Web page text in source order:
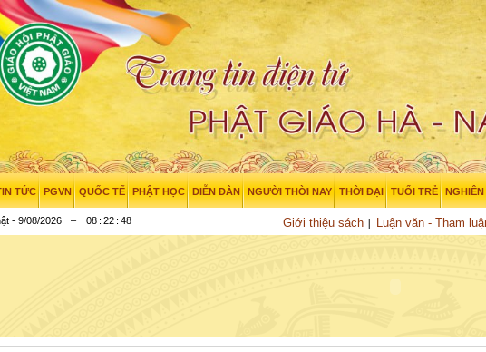
TỨC PGVN QUỐC TẾ PHẬT HỌC DIỄN ĐÀN NGƯỜI THỜI NAY THỜI ĐẠI TUỔI TRẺ
Giới thiệu sách Luận văn - Tham
- 9/08/2026 – 08 : 22 : 49